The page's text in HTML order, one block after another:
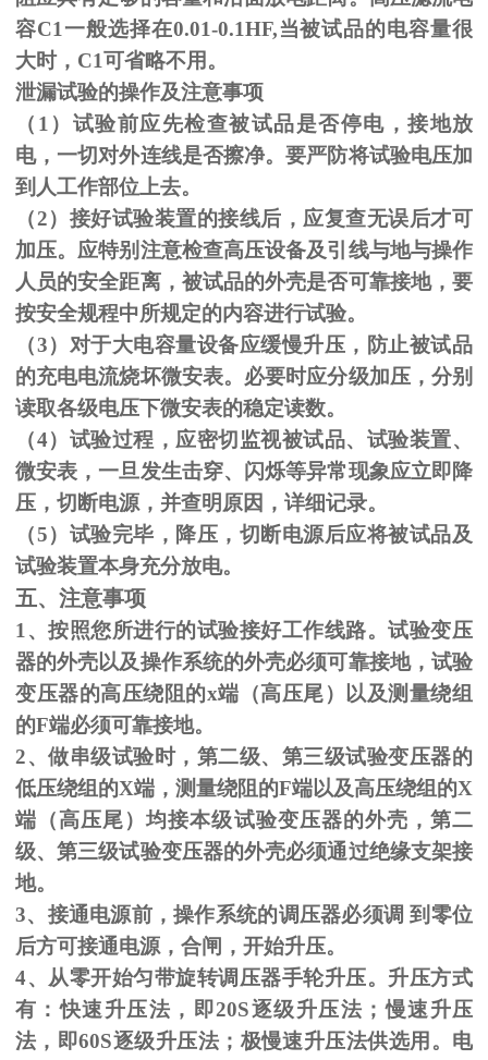
容C1一般选择在0.01-0.1HF,当被试品的电容量很
大时，C1可省略不用。
泄漏试验的操作及注意事项
（1）试验前应先检查被试品是否停电，接地放
电，一切对外连线是否擦净。要严防将试验电压加
到人工作部位上去。
（2）接好试验装置的接线后，应复查无误后才可
加压。应特别注意检查高压设备及引线与地与操作
人员的安全距离，被试品的外壳是否可靠接地，要
按安全规程中所规定的内容进行试验。
（3）对于大电容量设备应缓慢升压，防止被试品
的充电电流烧坏微安表。必要时应分级加压，分别
读取各级电压下微安表的稳定读数。
（4）试验过程，应密切监视被试品、试验装置、
微安表，一旦发生击穿、闪烁等异常现象应立即降
压，切断电源，并查明原因，详细记录。
（5）试验完毕，降压，切断电源后应将被试品及
试验装置本身充分放电。
五、注意事项
1、按照您所进行的试验接好工作线路。试验变压
器的外壳以及操作系统的外壳必须可靠接地，试验
变压器的高压绕阻的x端（高压尾）以及测量绕组
的F端必须可靠接地。
2、做串级试验时，第二级、第三级试验变压器的
低压绕组的X端，测量绕阻的F端以及高压绕组的X
端（高压尾）均接本级试验变压器的外壳，第二
级、第三级试验变压器的外壳必须通过绝缘支架接
地。
3、接通电源前，操作系统的调压器必须调 到零位
后方可接通电源，合闸，开始升压。
4、从零开始匀带旋转调压器手轮升压。升压方式
有：快速升压法，即20S逐级升压法；慢速升压
法，即60S逐级升压法；极慢速升压法供选用。电